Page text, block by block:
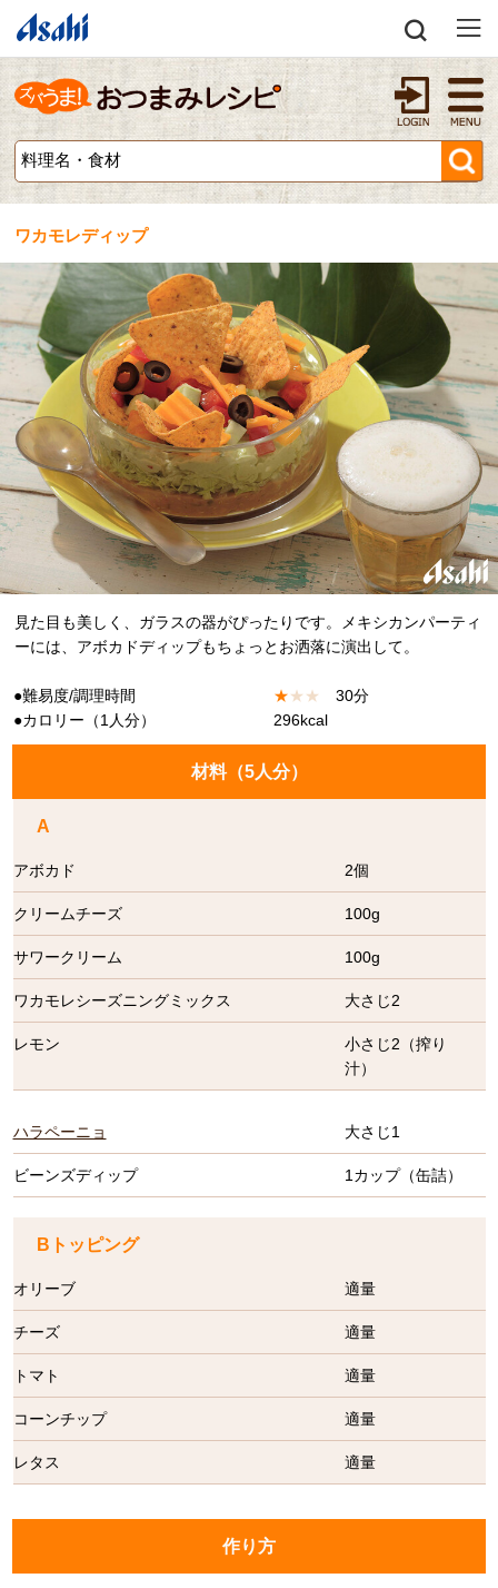
ワカモレディップ
見た目も美しく、ガラスの器がぴったりです。メキシカンパーティ
ーには、アボカドディップもちょっとお洒落に演出して。
●難易度/調理時間 ★★ ★
30分
●カロリー（1人分）
296kcal
材料（5人分）
A
アボカド 2個
クリームチーズ 100g
サワークリーム 100g
ワカモレシーズニングミックス 大さじ2
レモン
小さじ2（搾り
汁）
ハラペーニョ 大さじ1
ビーンズディップ 1カップ（缶詰）
Bトッピング
オリーブ 適量
チーズ 適量
トマト 適量
コーンチップ 適量
レタス 適量
作り方